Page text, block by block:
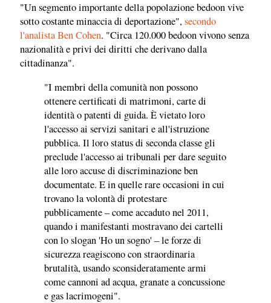
"Un segmento importante della popolazione bedoon vive
sotto costante minaccia di deportazione",secondo
l'analista Ben Cohen. "Circa 120.000 bedoon vivono senza
nazionalità e privi dei diritti che derivano dalla
cittadinanza".
"I membri della comunità non possono
ottenere certificati di matrimoni, carte di
identità o patenti di guida. È vietato loro
l'accesso ai servizi sanitari e all'istruzione
pubblica. Il loro status di seconda classe gli
preclude l'accesso ai tribunali per dare seguito
alle loro accuse di discriminazione ben
documentate. E in quelle rare occasioni in cui
trovano la volontà di protestare
pubblicamente – come accaduto nel 2011,
quando i manifestanti mostravano dei cartelli
con lo slogan 'Ho un sogno' – le forze di
sicurezza reagiscono con straordinaria
brutalità, usando sconsideratamente armi
come cannoni ad acqua, granate a concussione
e gas lacrimogeni".